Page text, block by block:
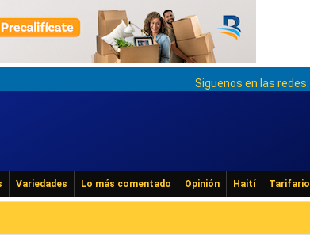
Siguenos en las redes:
Variedades Lo más comentado Opinión Haití Tarifario